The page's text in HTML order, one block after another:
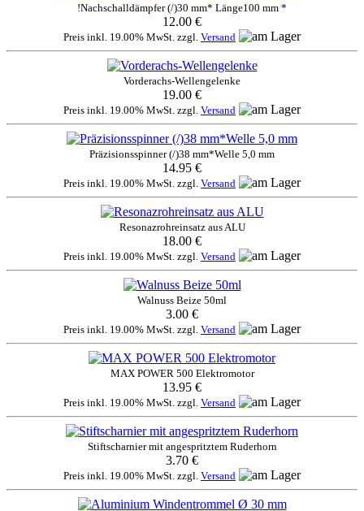
!Nachschalldämpfer (/)30 mm* Länge100 mm *
12.00 €
Preis inkl. 19.00% MwSt. zzgl. Versand
Vorderachs-Wellengelenke
19.00 €
Preis inkl. 19.00% MwSt. zzgl. Versand
Präzisionsspinner (/)38 mm*Welle 5,0 mm
14.95 €
Preis inkl. 19.00% MwSt. zzgl. Versand
Resonazrohreinsatz aus ALU
18.00 €
Preis inkl. 19.00% MwSt. zzgl. Versand
Walnuss Beize 50ml
3.00 €
Preis inkl. 19.00% MwSt. zzgl. Versand
MAX POWER 500 Elektromotor
13.95 €
Preis inkl. 19.00% MwSt. zzgl. Versand
Stiftscharnier mit angespritztem Ruderhorn
3.70 €
Preis inkl. 19.00% MwSt. zzgl. Versand